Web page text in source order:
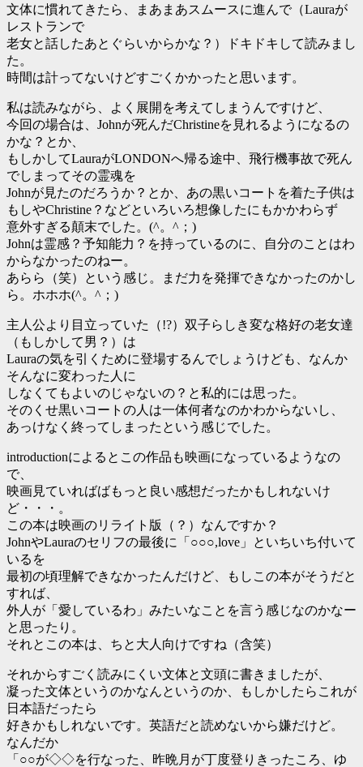
文体に慣れてきたら、まあまあスムースに進んで（Lauraが
レストランで
老女と話したあとぐらいからかな？）ドキドキして読みまし
た。
時間は計ってないけどすごくかかったと思います。
私は読みながら、よく展開を考えてしまうんですけど、
今回の場合は、Johnが死んだChristineを見れるようになるの
かな？とか、
もしかしてLauraがLONDONへ帰る途中、飛行機事故で死ん
でしまってその霊魂を
Johnが見たのだろうか？とか、あの黒いコートを着た子供は
もしやChristine？などといろいろ想像したにもかかわらず
意外すぎる顛末でした。(^。^；)
Johnは霊感？予知能力？を持っているのに、自分のことはわ
からなかったのねー。
あらら（笑）という感じ。まだ力を発揮できなかったのかし
ら。ホホホ(^。^；)
主人公より目立っていた（!?）双子らしき変な格好の老女達
（もしかして男？）は
Lauraの気を引くために登場するんでしょうけども、なんか
そんなに変わった人に
しなくてもよいのじゃないの？と私的には思った。
そのくせ黒いコートの人は一体何者なのかわからないし、
あっけなく終ってしまったという感じでした。
introductionによるとこの作品も映画になっているようなの
で、
映画見ていればばもっと良い感想だったかもしれないけ
ど・・・。
この本は映画のリライト版（？）なんですか？
JohnやLauraのセリフの最後に「○○○,love」といちいち付いて
いるを
最初の頃理解できなかったんだけど、もしこの本がそうだと
すれば、
外人が「愛しているわ」みたいなことを言う感じなのかなー
と思ったり。
それとこの本は、ちと大人向けですね（含笑）
それからすごく読みにくい文体と文頭に書きましたが、
凝った文体というのかなんというのか、もしかしたらこれが
日本語だったら
好きかもしれないです。英語だと読めないから嫌だけど。
なんだか
「○○が◇◇を行なった、昨晩月が丁度登りきったころ、ゆ